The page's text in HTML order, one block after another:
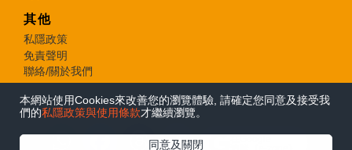
本網站使用Cookies來改善您的瀏覽體驗, 請確定您同意及接受我
們的私隱政策與使用條款才繼續瀏覽。
同意及關閉
其他
私隱政策
免責聲明
聯絡/關於我們
© 2026 e-zone. All Rights Reserved.